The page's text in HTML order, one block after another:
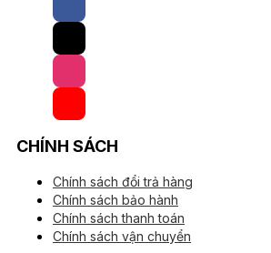
CHÍNH SÁCH
Chính sách đổi trả hàng
Chính sách bảo hành
Chính sách thanh toán
Chính sách vận chuyển